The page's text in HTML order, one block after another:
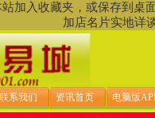
加入收藏夹，或保存到
加店名片实地详
联系我们 资讯首页 电脑版